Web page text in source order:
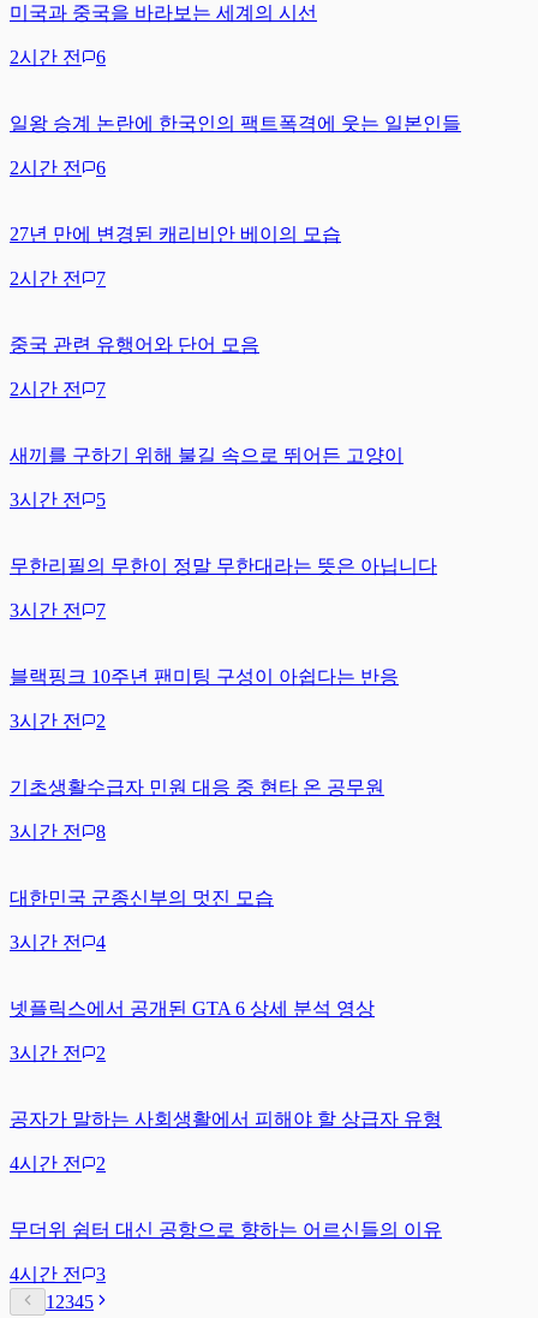
미국과 중국을 바라보는 세계의 시선
2시간 전 6
일왕 승계 논란에 한국인의 팩트폭격에 웃는 일본인들
2시간 전 6
27년 만에 변경된 캐리비안 베이의 모습
2시간 전 7
중국 관련 유행어와 단어 모음
2시간 전 7
새끼를 구하기 위해 불길 속으로 뛰어든 고양이
3시간 전 5
무한리필의 무한이 정말 무한대라는 뜻은 아닙니다
3시간 전 7
블랙핑크 10주년 팬미팅 구성이 아쉽다는 반응
3시간 전 2
기초생활수급자 민원 대응 중 현타 온 공무원
3시간 전 8
대한민국 군종신부의 멋진 모습
3시간 전 4
넷플릭스에서 공개된 GTA 6 상세 분석 영상
3시간 전 2
공자가 말하는 사회생활에서 피해야 할 상급자 유형
4시간 전 2
무더위 쉼터 대신 공항으로 향하는 어르신들의 이유
4시간 전
3
1 2345